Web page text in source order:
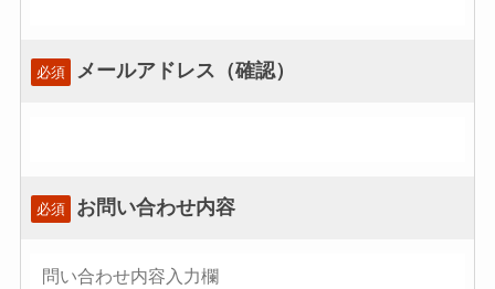
必須 メールアドレス（確認）
必須 お問い合わせ内容